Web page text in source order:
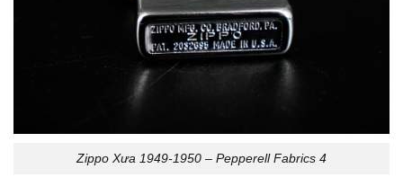
Zippo Xưa 1949-1950 – Pepperell Fabrics 4